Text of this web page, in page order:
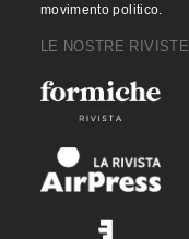
movimento politico.
LE NOSTRE RIVISTE